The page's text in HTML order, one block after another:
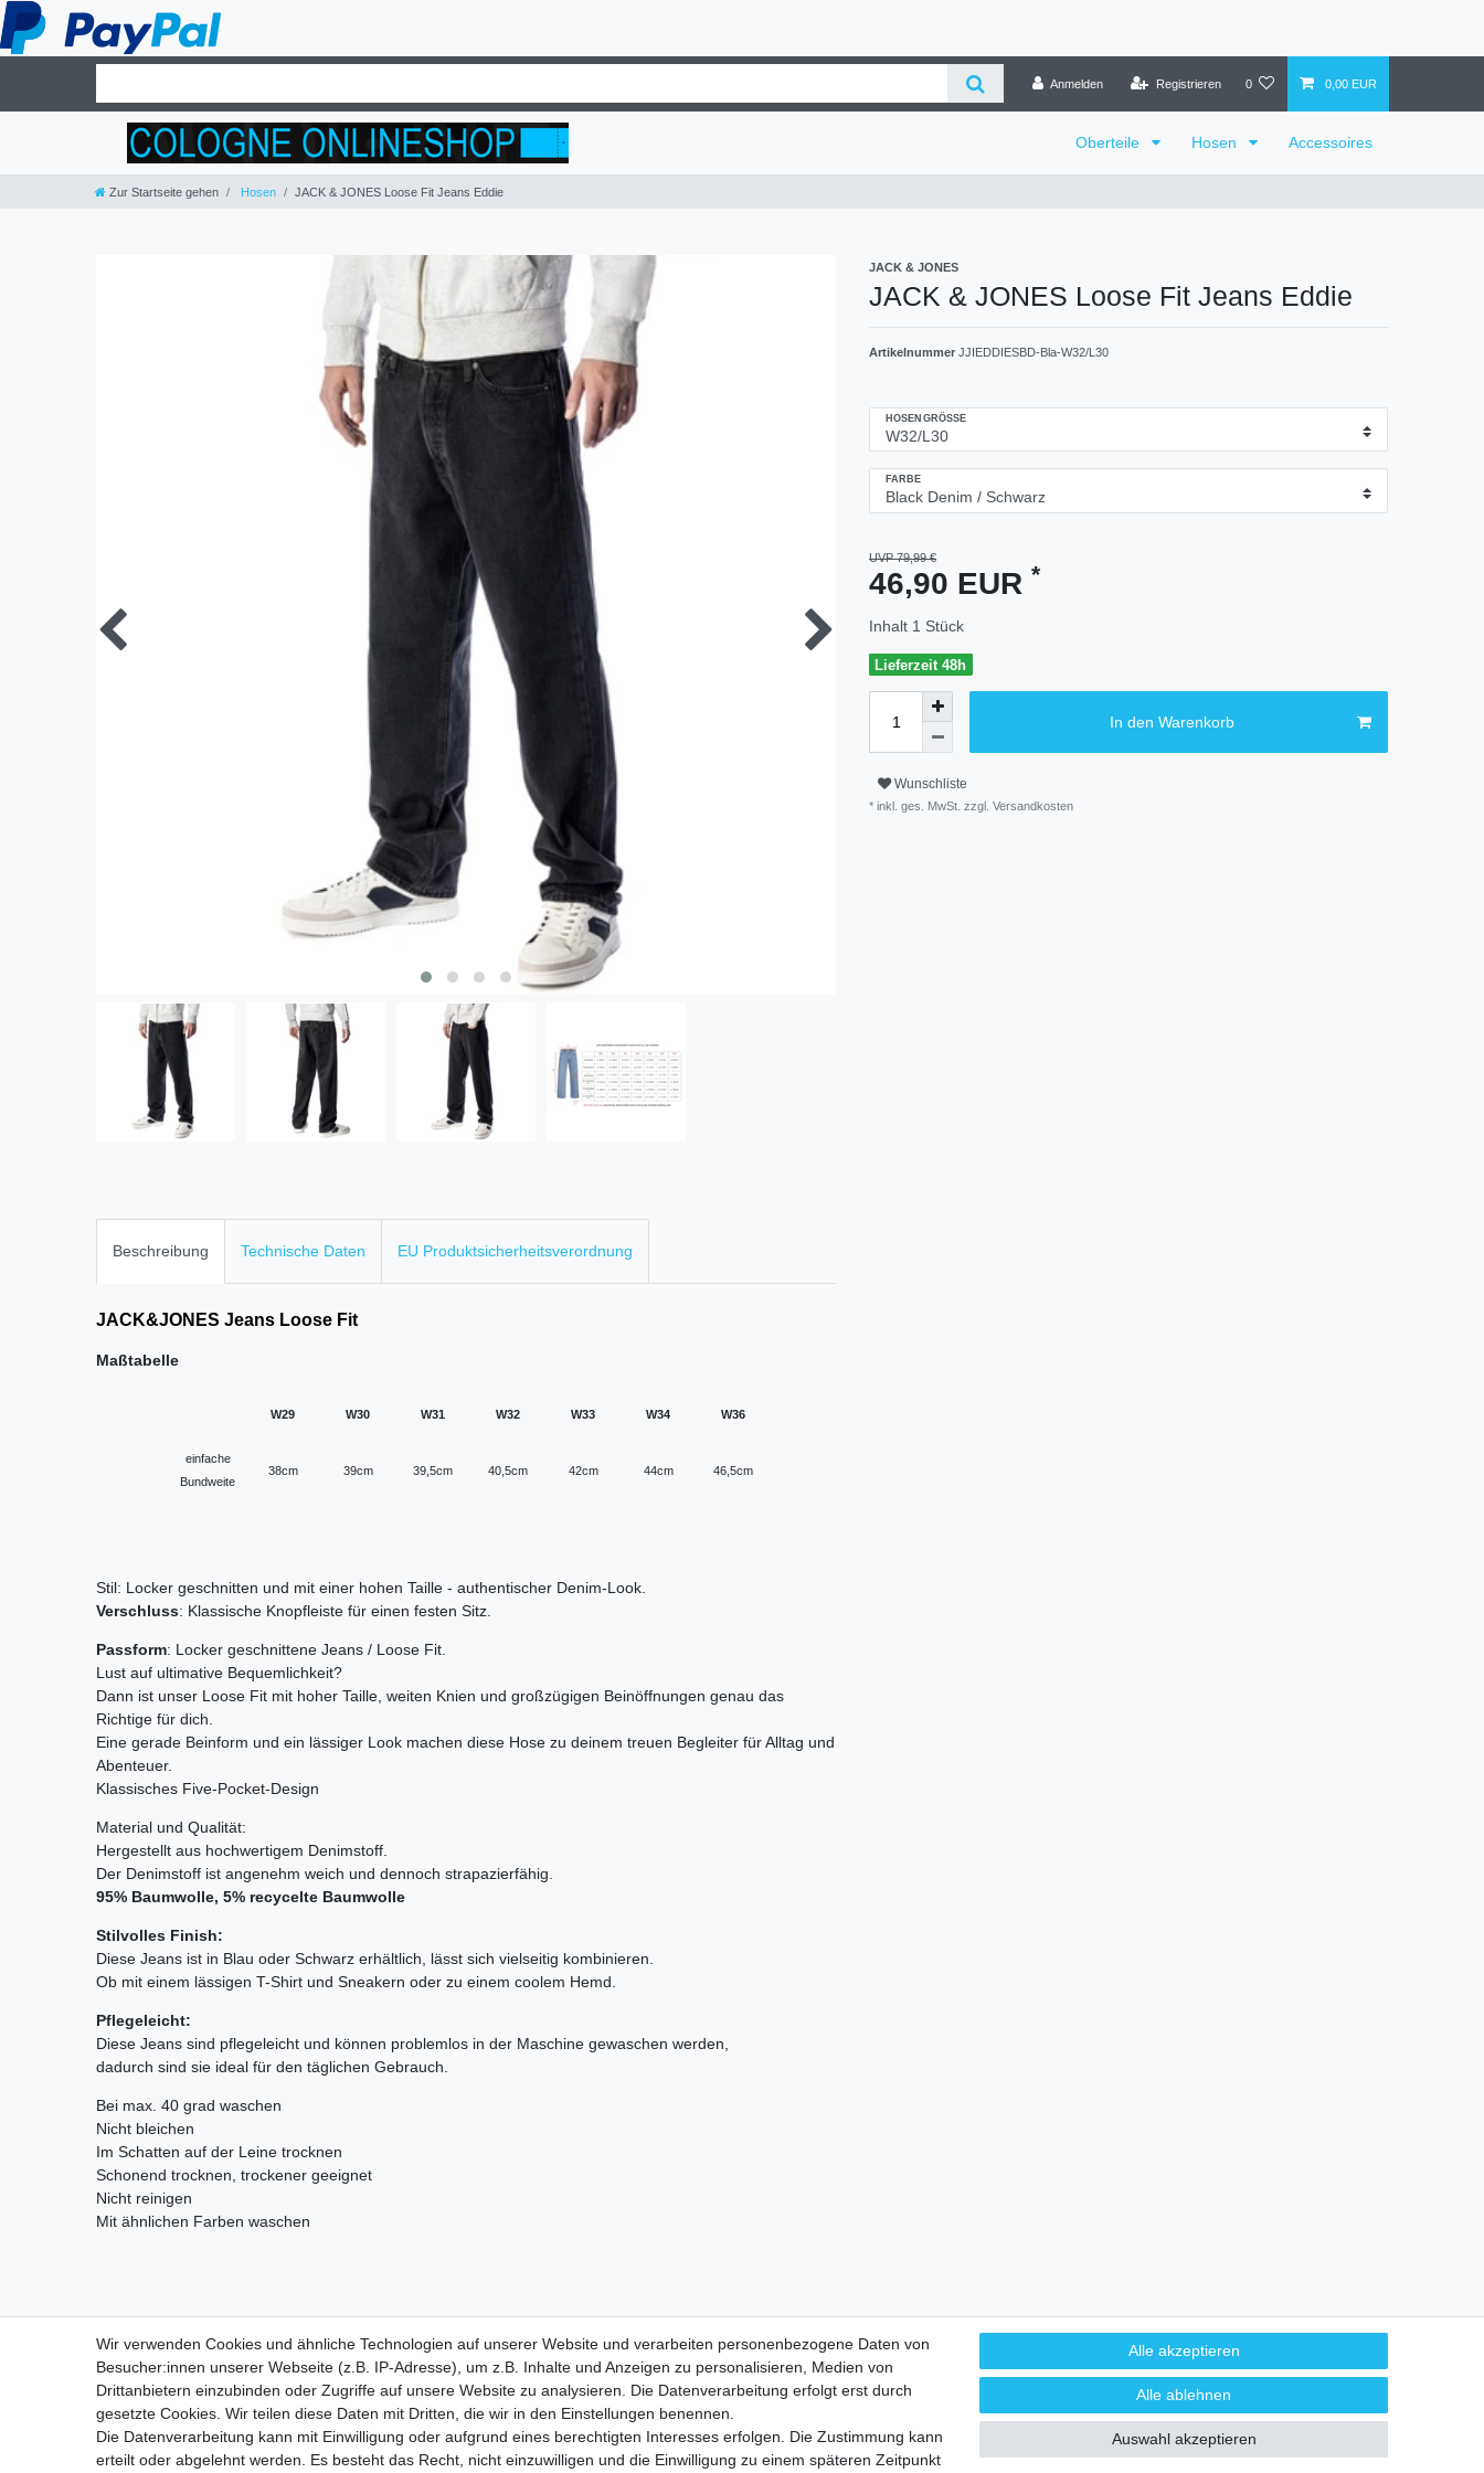
Anmelden Registrieren 0 0,00 EUR
Oberteile Hosen Accessoires
Zur Startseite gehen Hosen JACK & JONES Loose Fit Jeans Eddie
JACK & JONES
JACK & JONES Loose Fit Jeans Eddie
Artikelnummer JJIEDDIESBD-Bla-W32/L30
HOSENGRÖSSE
FARBE
UVP 79,99 €
46,90 EUR *
Inhalt 1 Stück
Lieferzeit 48h
In den Warenkorb
Wunschliste
* inkl. ges. MwSt. zzgl. Versandkosten
Beschreibung Technische Daten EU Produktsicherheitsverordnung
JACK&JONES Jeans Loose Fit
Maßtabelle
W29 W30 W31 W32 W33 W34 W36
einfache
Bundweite
38cm 39cm 39,5cm 40,5cm 42cm 44cm 46,5cm
Stil: Locker geschnitten und mit einer hohen Taille - authentischer Denim-Look.
Verschluss: Klassische Knopfleiste für einen festen Sitz.
Passform: Locker geschnittene Jeans / Loose Fit.
Lust auf ultimative Bequemlichkeit?
Dann ist unser Loose Fit mit hoher Taille, weiten Knien und großzügigen Beinöffnungen genau das
Richtige für dich.
Eine gerade Beinform und ein lässiger Look machen diese Hose zu deinem treuen Begleiter für Alltag und
Abenteuer.
Klassisches Five-Pocket-Design
Material und Qualität:
Hergestellt aus hochwertigem Denimstoff.
Der Denimstoff ist angenehm weich und dennoch strapazierfähig.
95% Baumwolle, 5% recycelte Baumwolle
Stilvolles Finish:
Diese Jeans ist in Blau oder Schwarz erhältlich, lässt sich vielseitig kombinieren.
Ob mit einem lässigen T-Shirt und Sneakern oder zu einem coolem Hemd.
Pflegeleicht:
Diese Jeans sind pflegeleicht und können problemlos in der Maschine gewaschen werden,
dadurch sind sie ideal für den täglichen Gebrauch.
Bei max. 40 grad waschen
Nicht bleichen
Im Schatten auf der Leine trocknen
Schonend trocknen, trockener geeignet
Nicht reinigen
Mit ähnlichen Farben waschen
VERSANDKOSTEN Zahlungsarten HILFE
Impressum Daten­schutz­erklärung AGB Widerrufs­recht Vertrag widerrufen
Wir verwenden Cookies und ähnliche Technologien auf unserer Website und verarbeiten personenbezogene Daten von
Besucher:innen unserer Webseite (z.B. IP-Adresse), um z.B. Inhalte und Anzeigen zu personalisieren, Medien von
Drittanbietern einzubinden oder Zugriffe auf unsere Website zu analysieren. Die Datenverarbeitung erfolgt erst durch
gesetzte Cookies. Wir teilen diese Daten mit Dritten, die wir in den Einstellungen benennen.
Die Datenverarbeitung kann mit Einwilligung oder aufgrund eines berechtigten Interesses erfolgen. Die Zustimmung kann
erteilt oder abgelehnt werden. Es besteht das Recht, nicht einzuwilligen und die Einwilligung zu einem späteren Zeitpunkt
Alle akzeptieren
Alle ablehnen
Auswahl akzeptieren